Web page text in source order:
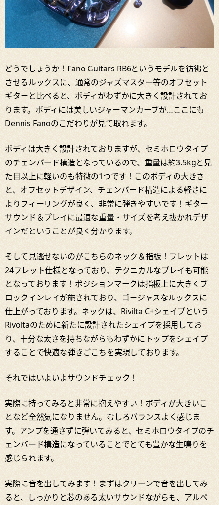
どうでしょうか！Fano Guitars RB6というモデルを彷彿と
させるルックスに、通常のジャズマスター等のオフセット
ギターと比べると、ボディがわずかに大きく設計されてお
ります。ボディには美しいジャーマンカーブが…ここにも
Dennis Fanoのこだわりが見て取れます。
ボディは大きく設計されておりますが、セミホロウタイプ
のチェンバード構造となっているので、重量は約3.5kgと見
た目以上に軽いのも特徴の1つです！このボディの大きさ
と、オフセットデザイン、チェンバード構造による軽さに
よりフィーリングが良く、非常に弾きやすいです！ギター
サウンド＆プレイに最適な重量・サイズを考え抜かれデザ
インだということが良く分かります。
そして見逃せないのがこちらのネック＆指板！フレットは
24フレット仕様となっており、テクニカルなプレイも可能
となっております！ポジションマークは指板上に大きくブ
ロックインレイが施されており、ゴージャスなルックスに
仕上がっております。ネックは、Rivilta C+シェイプという
Rivoltaのために新たに設計されたシェイプを採用してお
り、十分な太さを持ちながらもわずかにトップをシェイプ
することで快適な弾きごこちを実現しております。
それではいよいよサウンドチェック！
実際に持ってみると非常に抱えやすい！ボディが大きいこ
となど全然気になりません。むしろバランスよく感じま
す。アンプを通さずに弾いてみると、セミホロウタイプのチ
ェンバード構造になっていることでとても豊かな生鳴りを
感じられます。
実際に音を出してみます！まずはクリーンで音を出してみ
ると、しっかりと芯のある太いサウンドながらも、アルペ